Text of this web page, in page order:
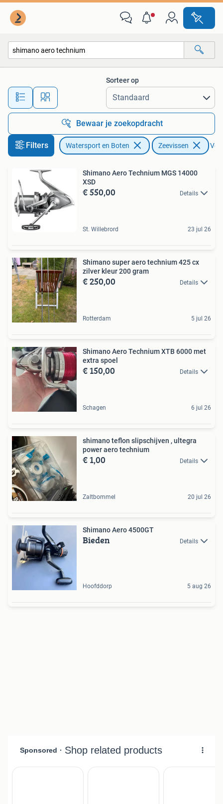
Alle afstanden…
Sorteer op
Bewaar je zoekopdracht
Filters Watersport en Boten Zeevissen
Shimano Aero Technium MGS 14000
XSD
€ 550,00 Details
St. Willebrord 23 jul 26
Shimano super aero technium 425 cx
zilver kleur 200 gram
€ 250,00 Details
Rotterdam 5 jul 26
Shimano Aero Technium XTB 6000 met
extra spoel
€ 150,00 Details
Schagen 6 jul 26
shimano teflon slipschijven , ultegra
power aero technium
€ 1,00 Details
Zaltbommel 20 jul 26
Shimano Aero 4500GT
Bieden Details
Hoofddorp 5 aug 26